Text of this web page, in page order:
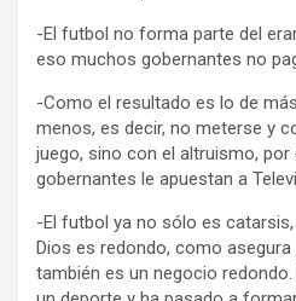
-El futbol no forma parte del
eso muchos gobernantes no
-Como el resultado es lo de
menos, es decir, no meterse y
juego, sino con el altruismo,
gobernantes le apuestan a
-El futbol ya no sólo es
Dios es redondo, como
también es un negocio